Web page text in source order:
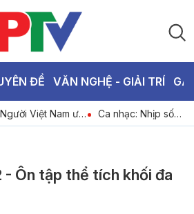
ĐỀ VĂN NGHỆ - GIẢI TRÍ
Người Việt Nam ưu
tiên dùng hàng
Ca nhạc: Nhịp sống
mới - Khí thế mới
- Ôn tập thể tích khối đa